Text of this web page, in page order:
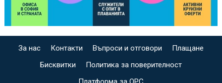
За нас Контакти Въпроси и отговори
Плащане
Бисквитки
Политика за поверителност